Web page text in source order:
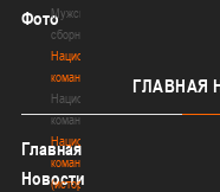
Мужские
сборные
Национальная
команда
Национальная
команда
Национальная
команда
(история)
Фото
ГЛАВНАЯ
Главная
Новости